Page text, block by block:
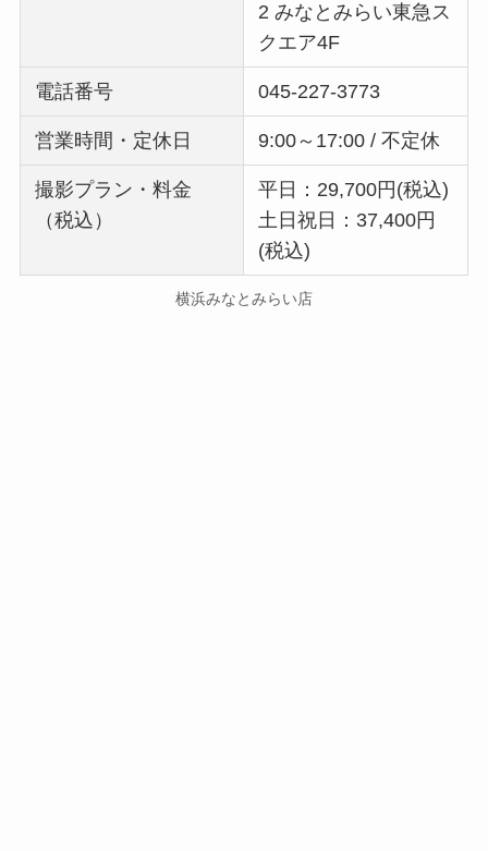
2 みなとみらい東急ス
クエア4F
電話番号 045-227-3773
営業時間・定休日 9:00～17:00 / 不定休
撮影プラン・料金
（税込）
平日：29,700円(税込)
土日祝日：37,400円
(税込)
横浜みなとみらい店